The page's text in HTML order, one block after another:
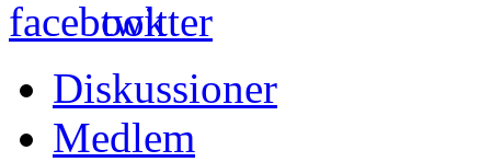
Diskussioner
Medlem